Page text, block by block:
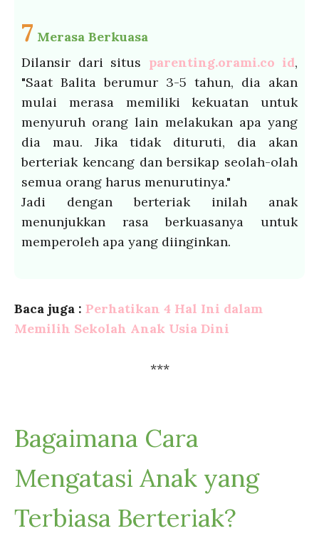
7 Merasa Berkuasa
Dilansir dari situs parenting.orami.co id,
"Saat Balita berumur 3-5 tahun, dia akan
mulai merasa memiliki kekuatan untuk
menyuruh orang lain melakukan apa yang
dia mau. Jika tidak dituruti, dia akan
berteriak kencang dan bersikap seolah-olah
semua orang harus menurutinya."
Jadi dengan berteriak inilah anak
menunjukkan rasa berkuasanya untuk
memperoleh apa yang diinginkan.
Baca juga : Perhatikan 4 Hal Ini dalam
Memilih Sekolah Anak Usia Dini
***
Bagaimana Cara
Mengatasi Anak yang
Terbiasa Berteriak?